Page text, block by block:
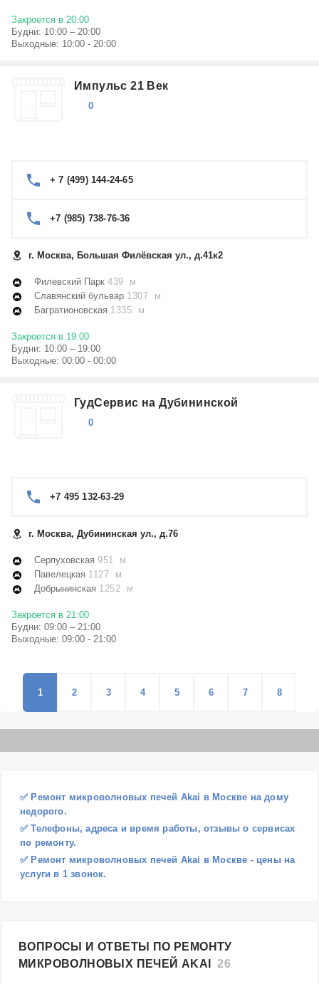
Закроется в 20:00
Будни: 10:00 – 20:00
Выходные: 10:00 - 20:00
Импульс 21 Век
0
+ 7 (499) 144-24-65
+7 (985) 738-76-36
г. Москва, Большая Филёвская ул., д.41к2
Филевский Парк 439 м
Славянский бульвар 1307 м
Багратионовская 1335 м
Закроется в 19:00
Будни: 10:00 – 19:00
Выходные: 00:00 - 00:00
ГудСервис на Дубининской
0
+7 495 132-63-29
г. Москва, Дубининская ул., д.76
Серпуховская 951 м
Павелецкая 1127 м
Добрынинская 1252 м
Закроется в 21:00
Будни: 09:00 – 21:00
Выходные: 09:00 - 21:00
1 2 3 4 5 6 7 8
9 10
✅ Ремонт микроволновых печей Akai в Москве на дому
недорого.
✅ Телефоны, адреса и время работы, отзывы о сервисах
по ремонту.
✅ Ремонт микроволновых печей Akai в Москве - цены на
услуги в 1 звонок.
ВОПРОСЫ И ОТВЕТЫ ПО РЕМОНТУ
МИКРОВОЛНОВЫХ ПЕЧЕЙ AKAI26